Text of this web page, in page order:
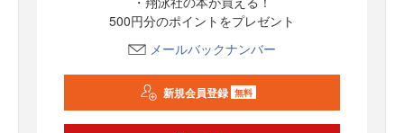
500円分のポイントをプレゼント
メールバックナンバー
新規会員登録 無料